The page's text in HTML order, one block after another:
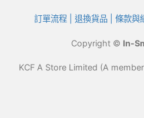
訂單流程| 退換貨品| 條款與
Copyright © In-
KCF A Store Limited (A